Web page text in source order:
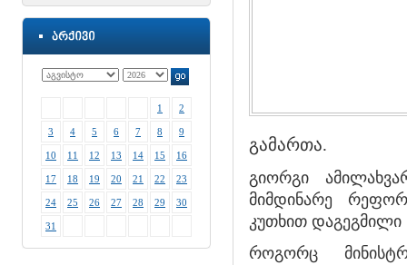
1 2
3 4 5 6 7 8 9
10 11 12 13 14 15 16
17 18 19 20 21 22 23
24 25 26 27 28 29 30
31
გამართა.
გიორგი
მიმდინარე
კუთხით დაგეგმილი
როგორც